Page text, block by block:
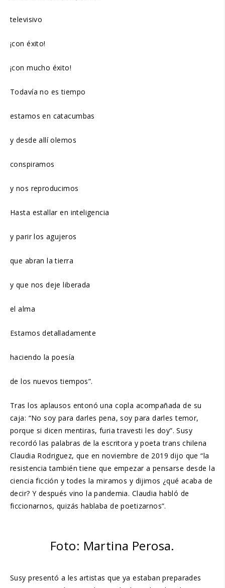
televisivo
¡con éxito!
¡con mucho éxito!
Todavía no es tiempo
estamos en catacumbas
y desde allí olemos
conspiramos
y nos reproducimos
Hasta estallar en inteligencia
y parir los agujeros
que abran la tierra
y que nos deje liberada
el alma
Estamos detalladamente
haciendo la poesía
de los nuevos tiempos”.
Tras los aplausos entonó una copla acompañada de su
caja: “No soy para darles pena, soy para darles temor,
porque si dicen mentiras, furia travesti les doy”. Susy
recordó las palabras de la escritora y poeta trans chilena
Claudia Rodriguez, que en noviembre de 2019 dijo que “la
resistencia también tiene que empezar a pensarse desde la
ciencia ficción y todes la miramos y dijimos ¿qué acaba de
decir? Y después vino la pandemia. Claudia habló de
ficcionarnos, quizás hablaba de poetizarnos”.
Foto: Martina Perosa.
Susy presentó a les artistas que ya estaban preparades